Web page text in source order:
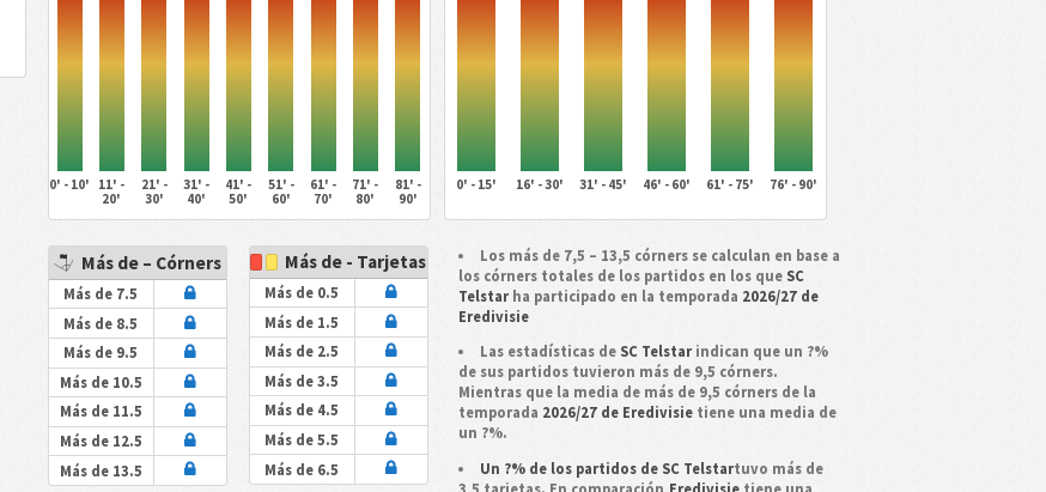
0' - 10'
11' -
20'
21' -
30'
31' -
40'
41' -
50'
51' -
60'
61' -
70'
71' -
80'
81' -
90'
0' - 15' 16' - 30' 31' - 45' 46' - 60' 61' - 75' 76' - 90'
Más de – Córners
Más de 7.5
Más de 8.5
Más de 9.5
Más de 10.5
Más de 11.5
Más de 12.5
Más de 13.5
Más de - Tarjetas
Más de 0.5
Más de 1.5
Más de 2.5
Más de 3.5
Más de 4.5
Más de 5.5
Más de 6.5
Los más de 7,5 – 13,5 córners se calculan en base a
los córners totales de los partidos en los que SC
Telstarha participado en la temporada 2026/27 de
Eredivisie
Las estadísticas de SC Telstarindican que un ?%
de sus partidos tuvieron más de 9,5 córners.
Mientras que la media de más de 9,5 córners de la
temporada 2026/27 de Eredivisie tiene una media de
un ?%.
Un ?% de los partidos de SC Telstartuvo más de